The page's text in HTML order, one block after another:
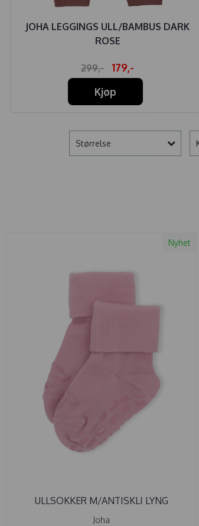
JOHA LEGGINGS ULL/BAMBUS DARK
ROSE
299,-
179,-
Kjøp
Størrelse
Nyhet
ULLSOKKER M/ANTISKLI LYNG
Joha